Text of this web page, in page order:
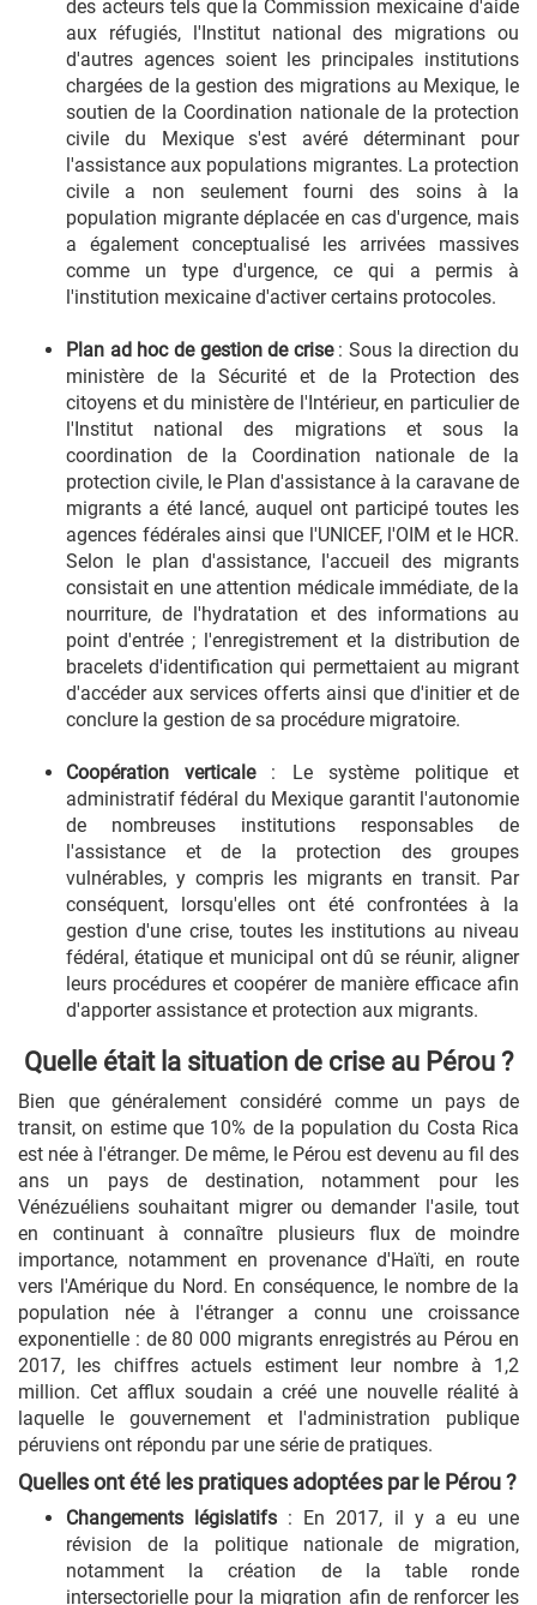
des acteurs tels que la Commission mexicaine d'aide
aux réfugiés, l'Institut national des migrations ou
d'autres agences soient les principales institutions
chargées de la gestion des migrations au Mexique, le
soutien de la Coordination nationale de la protection
civile du Mexique s'est avéré déterminant pour
l'assistance aux populations migrantes. La protection
civile a non seulement fourni des soins à la
population migrante déplacée en cas d'urgence, mais
a également conceptualisé les arrivées massives
comme un type d'urgence, ce qui a permis à
l'institution mexicaine d'activer certains protocoles.
Plan ad hoc de gestion de crise: Sous la direction du
ministère de la Sécurité et de la Protection des
citoyens et du ministère de l'Intérieur, en particulier de
l'Institut national des migrations et sous la
coordination de la Coordination nationale de la
protection civile, le Plan d'assistance à la caravane de
migrants a été lancé, auquel ont participé toutes les
agences fédérales ainsi que l'UNICEF, l'OIM et le HCR.
Selon le plan d'assistance, l'accueil des migrants
consistait en une attention médicale immédiate, de la
nourriture, de l'hydratation et des informations au
point d'entrée ; l'enregistrement et la distribution de
bracelets d'identification qui permettaient au migrant
d'accéder aux services offerts ainsi que d'initier et de
conclure la gestion de sa procédure migratoire.
Coopération verticale: Le système politique et
administratif fédéral du Mexique garantit l'autonomie
de nombreuses institutions responsables de
l'assistance et de la protection des groupes
vulnérables, y compris les migrants en transit. Par
conséquent, lorsqu'elles ont été confrontées à la
gestion d'une crise, toutes les institutions au niveau
fédéral, étatique et municipal ont dû se réunir, aligner
leurs procédures et coopérer de manière efficace afin
d'apporter assistance et protection aux migrants.
Quelle était la situation de crise au Pérou ?
Bien que généralement considéré comme un pays de
transit, on estime que 10% de la population du Costa Rica
est née à l'étranger. De même, le Pérou est devenu au fil des
ans un pays de destination, notamment pour les
Vénézuéliens souhaitant migrer ou demander l'asile, tout
en continuant à connaître plusieurs flux de moindre
importance, notamment en provenance d'Haïti, en route
vers l'Amérique du Nord. En conséquence, le nombre de la
population née à l'étranger a connu une croissance
exponentielle : de 80 000 migrants enregistrés au Pérou en
2017, les chiffres actuels estiment leur nombre à 1,2
million. Cet afflux soudain a créé une nouvelle réalité à
laquelle le gouvernement et l'administration publique
péruviens ont répondu par une série de pratiques.
Quelles ont été les pratiques adoptées par le Pérou ?
Changements législatifs : En 2017, il y a eu une
révision de la politique nationale de migration,
notamment la création de la table ronde
intersectorielle pour la migration afin de renforcer les